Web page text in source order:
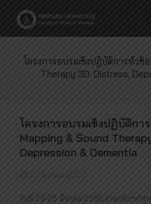
โครงการอบรมเชิงปฏิบัติการหัวข้
Therapy 3D: Distress,
โครงการอบรมเชิงปฏิบัติกา
Mapping & Sound
Depression & Dementia
23 มีนาคม 2022
วันที่ 23-25 มีนาคม 2565 งานบริการวิช